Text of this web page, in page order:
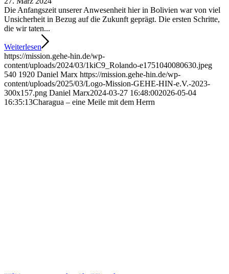
Die Anfangszeit unserer Anwesenheit hier in Bolivien war von viel
Unsicherheit in Bezug auf die Zukunft geprägt. Die ersten Schritte,
die wir taten...
Weiterlesen
https://mission.gehe-hin.de/wp-
content/uploads/2024/03/1kiC9_Rolando-e1751040080630.jpeg
540 1920 Daniel Marx https://mission.gehe-hin.de/wp-
content/uploads/2025/03/Logo-Mission-GEHE-HIN-e.V.-2023-
300x157.png Daniel Marx2024-03-27 16:48:002026-05-04
16:35:13Charagua – eine Meile mit dem Herrn